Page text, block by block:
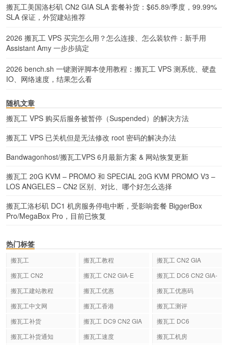
搬瓦工美国洛杉矶 CN2 GIA SLA 套餐补货：$65.89/季度，99.99%
SLA 保证，外贸建站推荐
2026 搬瓦工 VPS 买完怎么用？怎么连接、怎么装软件：新手用
Assistant Amy 一步步搞定
2026 bench.sh 一键测评脚本使用教程：搬瓦工 VPS 测系统、硬盘
IO、网络速度，结果怎么看
随机文章
搬瓦工 VPS 购买后服务被暂停（Suspended）的解决方法
搬瓦工 VPS 已关机但是无法修改 root 密码的解决办法
Bandwagonhost/搬瓦工VPS 6月最新方案 & 网站恢复更新
搬瓦工 20G KVM – PROMO 和 SPECIAL 20G KVM PROMO V3 –
LOS ANGELES – CN2 区别、对比、哪个好怎么选择
搬瓦工洛杉矶 DC1 机房服务停电中断，受影响套餐 BiggerBox
Pro/MegaBox Pro，目前已恢复
热门标签
搬瓦工 搬瓦工教程
搬瓦工 CN2 GIA
搬瓦工 CN2
搬瓦工 CN2 GIA-E
搬瓦工 DC6 CN2 GIA-
搬瓦工建站教程 搬瓦工优惠
搬瓦工优惠码
搬瓦工中文网
搬瓦工香港
搬瓦工测评
搬瓦工补货
搬瓦工 DC9 CN2 GIA
搬瓦工 DC6
搬瓦工补货通知
搬瓦工速度 搬瓦工机房